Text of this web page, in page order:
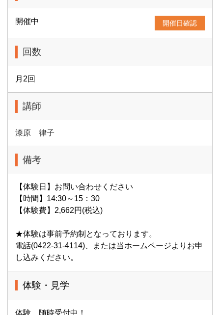
開催中 開催日確認
回数
月2回
講師
漆原 律子
備考
【体験日】お問い合わせください
【時間】14:30～15：30
【体験費】2,662円(税込)
★体験は事前予約制となっております。
電話(0422-31-4114)、または当ホームページよりお申
し込みください。
体験・見学
体験 随時受付中！